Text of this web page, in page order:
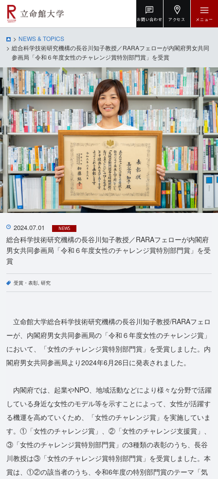
お問い合わせ アクセス メニュー
NEWS & TOPICS
総合科学技術研究機構の長谷川知子教授／RARAフェローが内閣府男女共同
参画局「令和６年度女性のチャレンジ賞特別部門賞」を受賞
2024.07.01 NEWS
総合科学技術研究機構の長谷川知子教授／RARAフェローが内閣府
男女共同参画局「令和６年度女性のチャレンジ賞特別部門賞」を受
賞
受賞・表彰 研究
立命館大学総合科学技術研究機構の長谷川知子教授/RARAフェロ
ーが、内閣府男女共同参画局の「令和６年度女性のチャレンジ賞」
において、「女性のチャレンジ賞特別部門賞」を受賞しました。内
閣府男女共同参画局より2024年6月26日に発表されました。
内閣府では、起業やNPO、地域活動などにより様々な分野で活躍
している身近な女性のモデル等を示すことによって、女性が活躍す
る機運を高めていくため、「女性のチャレンジ賞」を実施していま
す。①「⼥性のチャレンジ賞」、②「⼥性のチャレンジ⽀援賞」、
③「⼥性のチャレンジ賞特別部門賞」の3種類の表彰のうち、長谷
川教授は③「⼥性のチャレンジ賞特別部門賞」を受賞しました。本
賞は、①②の該当者のうち、令和6年度の特別部門賞のテーマ「気